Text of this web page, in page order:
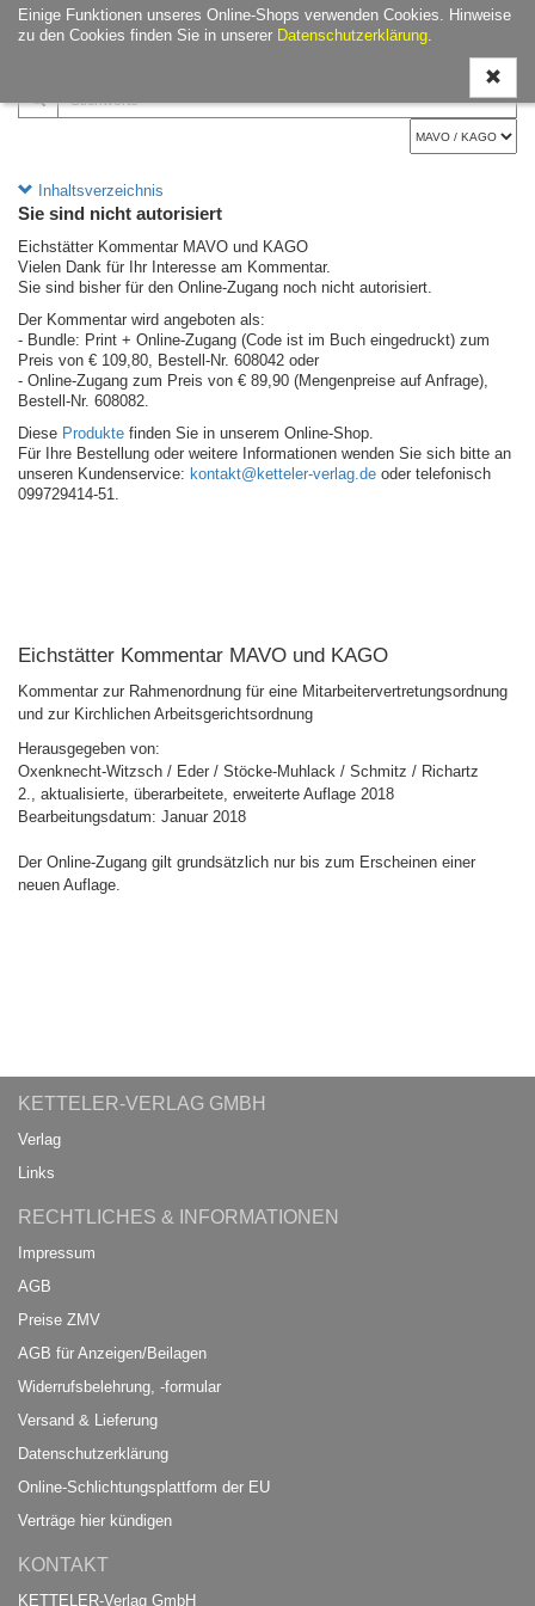
Einige Funktionen unseres Online-Shops verwenden Cookies. Hinweise
zu den Cookies finden Sie in unserer Datenschutzerklärung.
ein-/
Inhaltsverzeichnis
Sie sind nicht autorisiert
Eichstätter Kommentar MAVO und KAGO
Vielen Dank für Ihr Interesse am Kommentar.
Sie sind bisher für den Online-Zugang noch nicht autorisiert.
Der Kommentar wird angeboten als:
- Bundle: Print + Online-Zugang (Code ist im Buch eingedruckt) zum
Preis von € 109,80, Bestell-Nr. 608042 oder
- Online-Zugang zum Preis von € 89,90 (Mengenpreise auf Anfrage),
Bestell-Nr. 608082.
Diese Produkte finden Sie in unserem Online-Shop.
Für Ihre Bestellung oder weitere Informationen wenden Sie sich bitte an
unseren Kundenservice: kontakt@ketteler-verlag.de oder telefonisch
099729414-51.
Eichstätter Kommentar MAVO und KAGO
Kommentar zur Rahmenordnung für eine Mitarbeitervertretungsordnung
und zur Kirchlichen Arbeitsgerichtsordnung
Herausgegeben von:
Oxenknecht-Witzsch / Eder / Stöcke-Muhlack / Schmitz / Richartz
2., aktualisierte, überarbeitete, erweiterte Auflage 2018
Bearbeitungsdatum: Januar 2018
Der Online-Zugang gilt grundsätzlich nur bis zum Erscheinen einer
neuen Auflage.
KETTELER-VERLAG GMBH
Verlag
Links
RECHTLICHES & INFORMATIONEN
Impressum
AGB
Preise ZMV
AGB für Anzeigen/Beilagen
Widerrufsbelehrung, -formular
Versand & Lieferung
Datenschutzerklärung
Online-Schlichtungsplattform der EU
Verträge hier kündigen
KONTAKT
KETTELER-Verlag GmbH